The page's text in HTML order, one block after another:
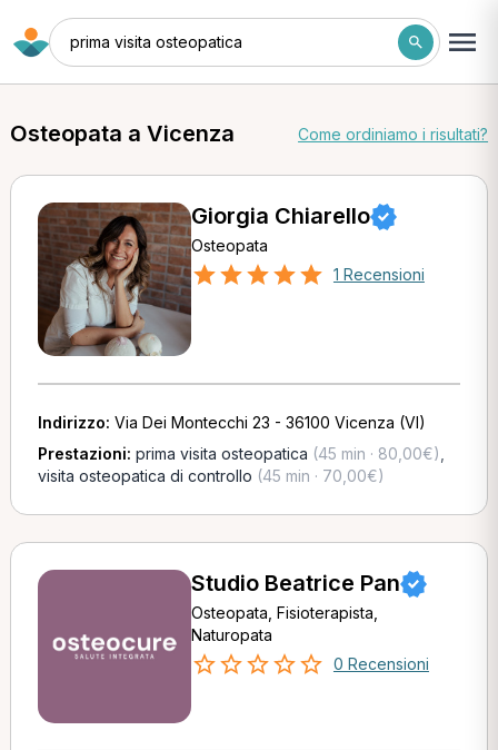
prima visita osteopatica
Osteopata a Vicenza Come ordiniamo i risultati?
Giorgia Chiarello
Osteopata
1 Recensioni
Indirizzo: Via Dei Montecchi 23 - 36100 Vicenza (VI)
Prestazioni: prima visita osteopatica (45 min · 80,00€)
visita osteopatica di controllo (45 min · 70,00€)
Studio Beatrice Pan
Osteopata, Fisioterapista,
Naturopata
0 Recensioni